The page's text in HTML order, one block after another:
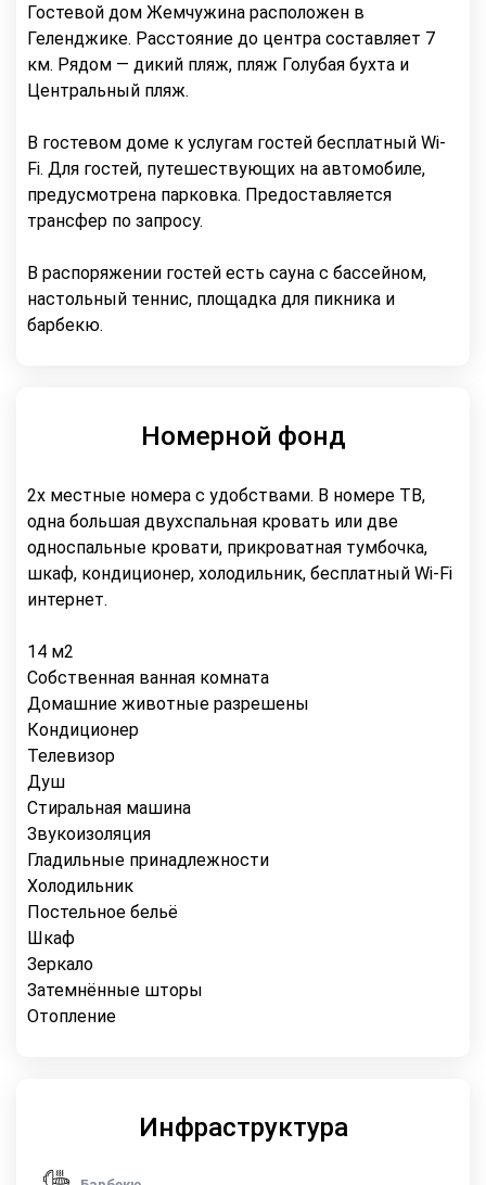
Гостевой дом Жемчужина расположен в
Геленджике. Расстояние до центра составляет 7
км. Рядом — дикий пляж, пляж Голубая бухта и
Центральный пляж.
В гостевом доме к услугам гостей бесплатный Wi-
Fi. Для гостей, путешествующих на автомобиле,
предусмотрена парковка. Предоставляется
трансфер по запросу.
В распоряжении гостей есть сауна с бассейном,
настольный теннис, площадка для пикника и
барбекю.
Номерной фонд
2х местные номера с удобствами. В номере ТВ,
одна большая двухспальная кровать или две
односпальные кровати, прикроватная тумбочка,
шкаф, кондиционер, холодильник, бесплатный Wi-Fi
интернет.
14 м2
Собственная ванная комната
Домашние животные разрешены
Кондиционер
Телевизор
Душ
Стиральная машина
Звукоизоляция
Гладильные принадлежности
Холодильник
Постельное бельё
Шкаф
Зеркало
Затемнённые шторы
Отопление
Инфраструктура